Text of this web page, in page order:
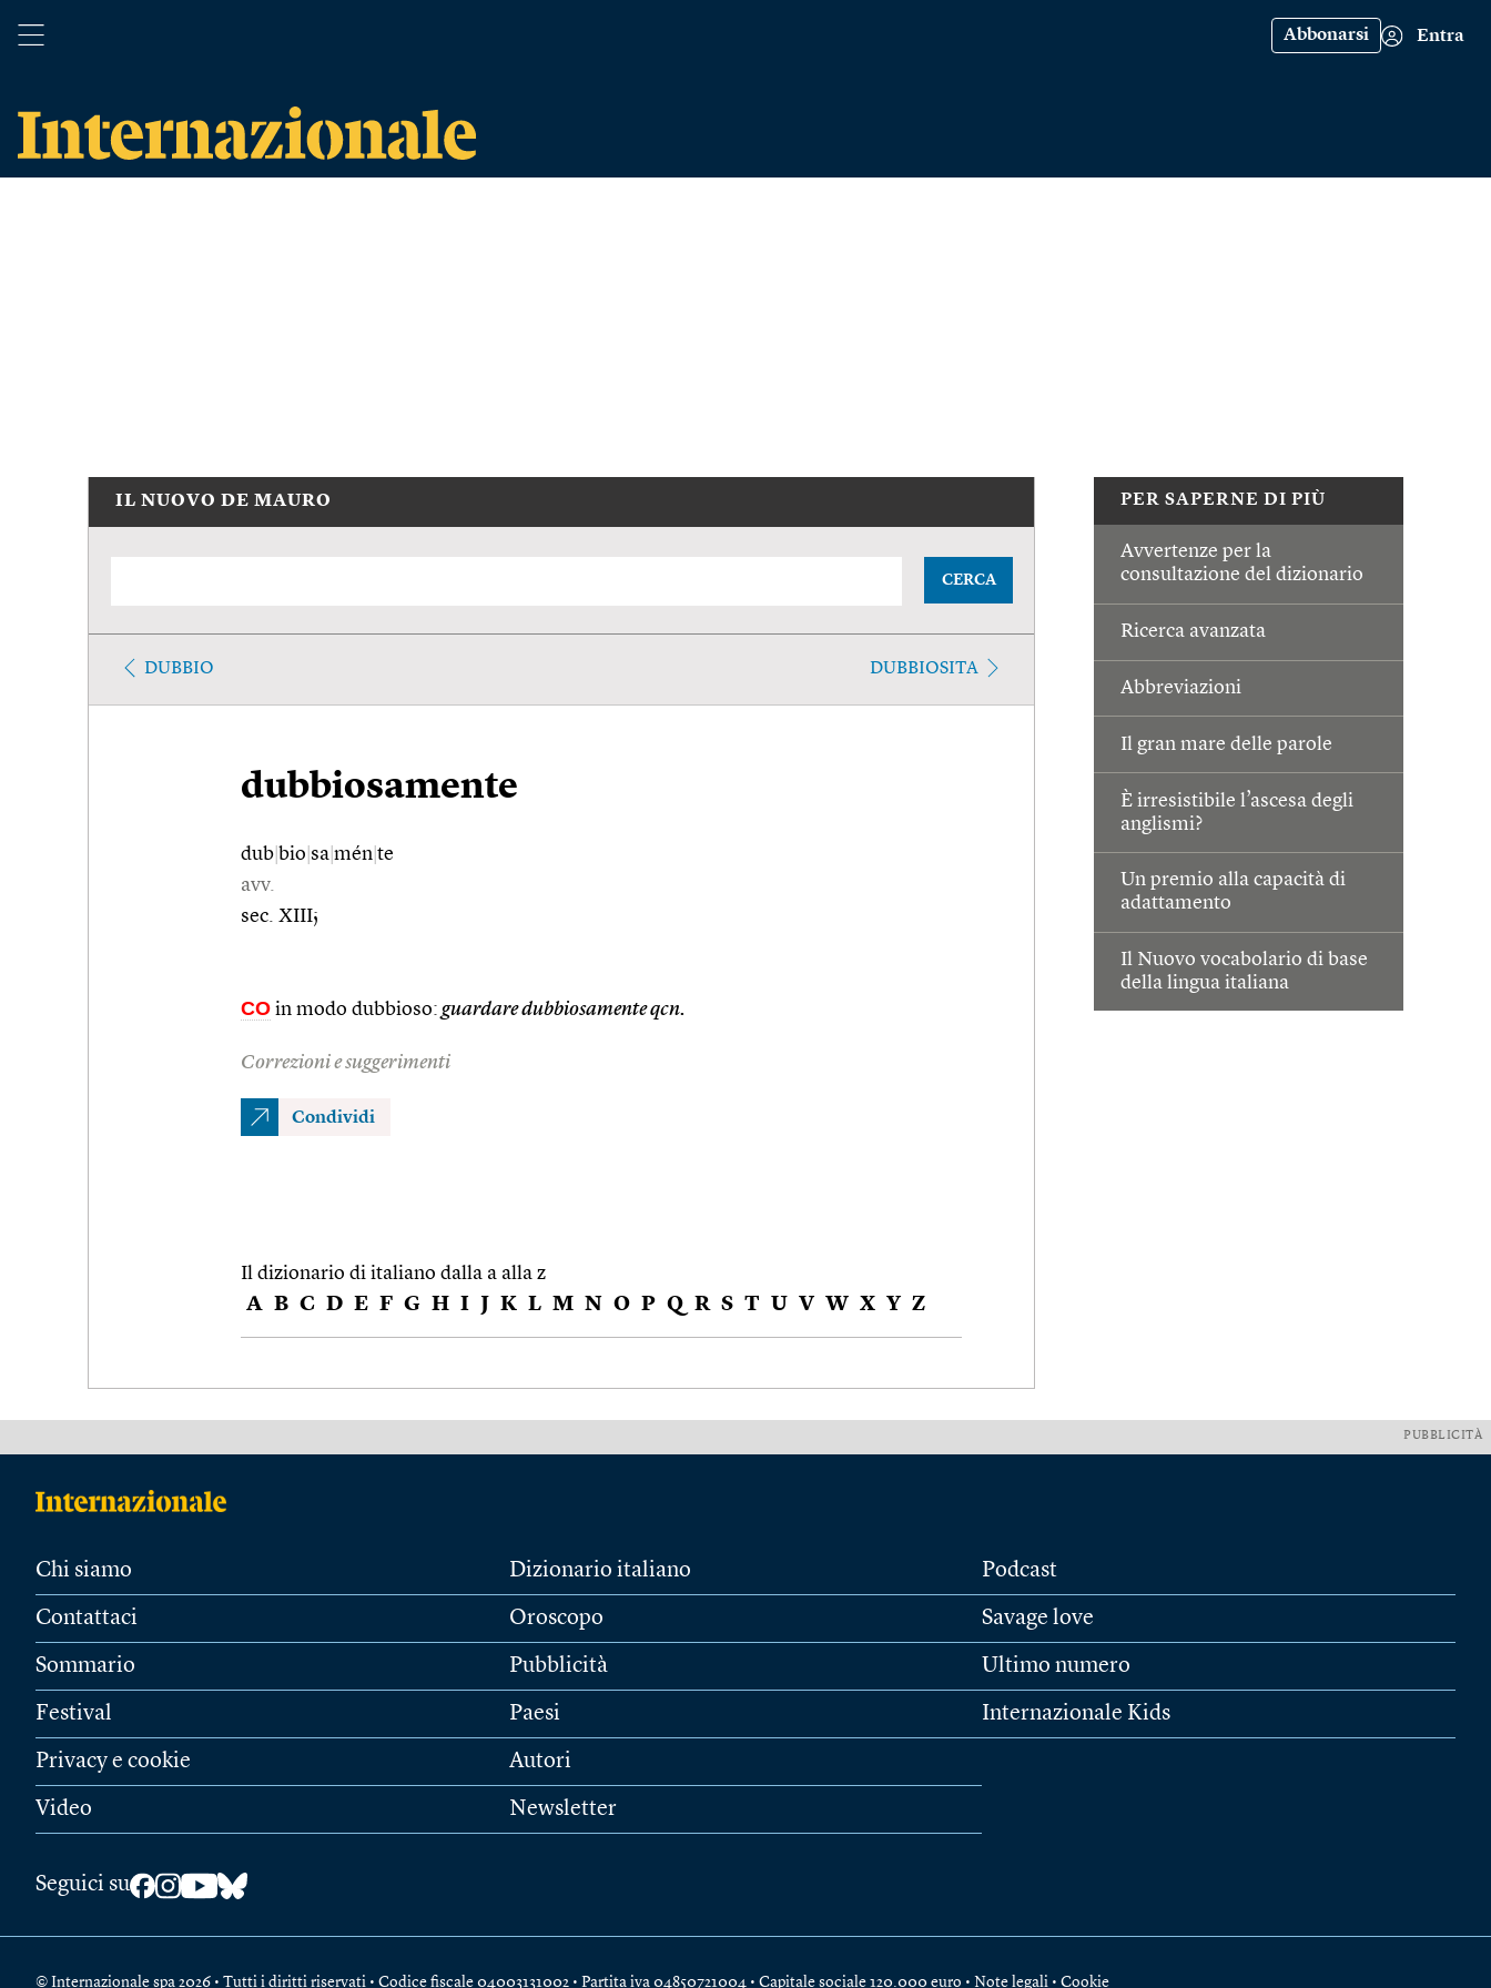
Abbonarsi Entra
PER SAPERNE DI PIÙ
Avvertenze per la
consultazione del dizionario
Ricerca avanzata
Abbreviazioni
Il gran mare delle parole
È irresistibile l’ascesa degli
anglismi?
Un premio alla capacità di
adattamento
Il Nuovo vocabolario di base
della lingua italiana
IL NUOVO DE MAURO
CERCA
DUBBIO DUBBIOSITA
dubbiosamente
dub bio sa mén te
avv.
sec. XIII;
CO in modo dubbioso: guardare dubbiosamente qcn.
Correzioni e suggerimenti
Condividi
Il dizionario di italiano dalla a alla z
A B C D E F G H I J K L M N O P Q R S T U V W X Y Z
PUBBLICITÀ
Chi siamo
Contattaci
Sommario
Festival
Privacy e cookie
Video
Dizionario italiano
Oroscopo
Pubblicità
Paesi
Autori
Newsletter
Podcast
Savage love
Ultimo numero
Internazionale Kids
Seguici su
© Internazionale spa 2026 • Tutti i diritti riservati • Codice fiscale 04003131002 • Partita iva 04850721004 • Capitale sociale 120.000 euro • Note legali • Cookie